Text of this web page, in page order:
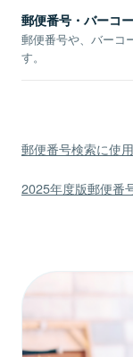
郵便番号・バーコ
郵便番号や、バーコ
す。
郵便番号検索に使
2025年度版郵便番